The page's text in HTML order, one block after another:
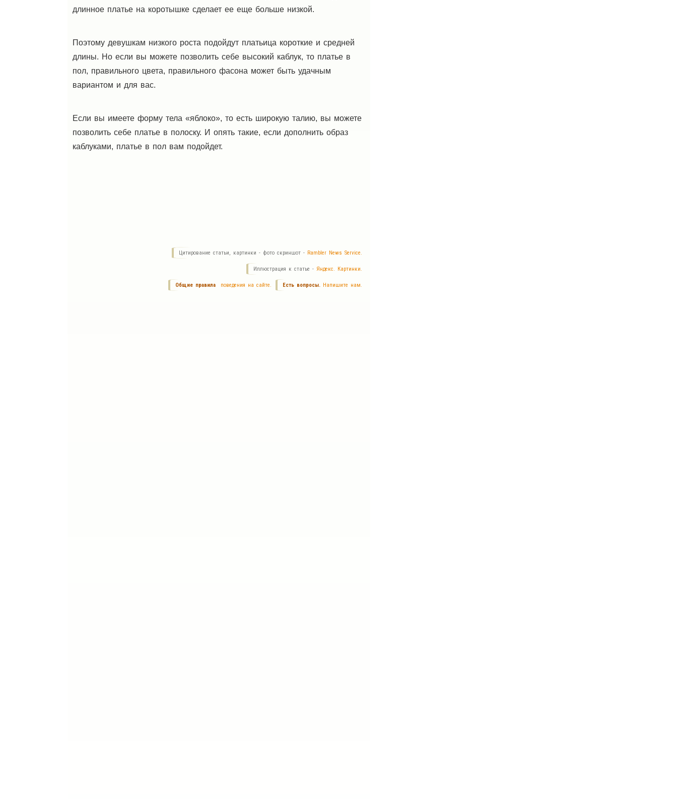
длинное платье на коротышке сделает ее еще больше низкой.
Поэтому девушкам низкого роста подойдут платьица короткие и средней
длины. Но если вы можете позволить себе высокий каблук, то платье в
пол, правильного цвета, правильного фасона может быть удачным
вариантом и для вас.
Если вы имеете форму тела «яблоко», то есть широкую талию, вы можете
позволить себе платье в полоску. И опять такие, если дополнить образ
каблуками, платье в пол вам подойдет.
Цитирование статьи, картинки - фото скриншот - Rambler News Service.
Иллюстрация к статье - Яндекс. Картинки.
Есть вопросы. Напишите нам.
Общие правила поведения на сайте.